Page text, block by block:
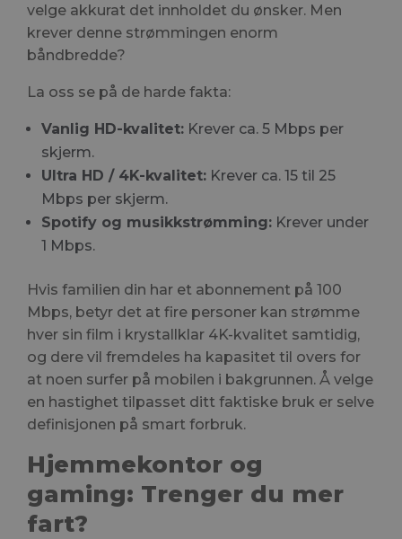
velge akkurat det innholdet du ønsker. Men
krever denne strømmingen enorm
båndbredde?
La oss se på de harde fakta:
Vanlig HD-kvalitet: Krever ca. 5 Mbps per
skjerm.
Ultra HD / 4K-kvalitet: Krever ca. 15 til 25
Mbps per skjerm.
Spotify og musikkstrømming: Krever under
1 Mbps.
Hvis familien din har et abonnement på 100
Mbps, betyr det at fire personer kan strømme
hver sin film i krystallklar 4K-kvalitet samtidig,
og dere vil fremdeles ha kapasitet til overs for
at noen surfer på mobilen i bakgrunnen. Å velge
en hastighet tilpasset ditt faktiske bruk er selve
definisjonen på smart forbruk.
Hjemmekontor og
gaming: Trenger du mer
fart?